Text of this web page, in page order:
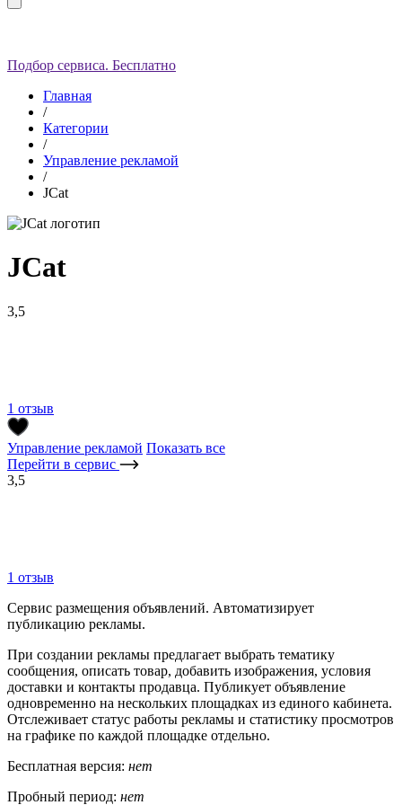
Подбор сервиса. Бесплатно
Главная
/
Категории
/
Управление рекламой
/
JCat
JCat
3,5
1 отзыв
Управление рекламой Показать все
Перейти в сервис
3,5
1 отзыв
Сервис размещения объявлений. Автоматизирует
публикацию рекламы.
При создании рекламы предлагает выбрать тематику
сообщения, описать товар, добавить изображения, условия
доставки и контакты продавца. Публикует объявление
одновременно на нескольких площадках из единого кабинета.
Отслеживает статус работы рекламы и статистику просмотров
на графике по каждой площадке отдельно.
Бесплатная версия: нет
Пробный период: нет